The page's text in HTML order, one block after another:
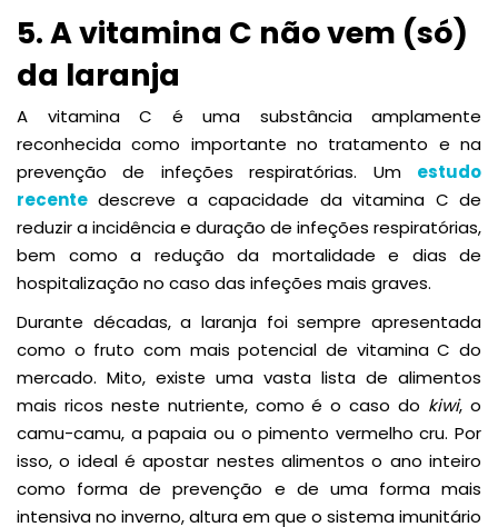
5. A vitamina C não vem (só)
da laranja
A vitamina C é uma substância amplamente
reconhecida como importante no tratamento e na
prevenção de infeções respiratórias. Um estudo
recente descreve a capacidade da vitamina C de
reduzir a incidência e duração de infeções respiratórias,
bem como a redução da mortalidade e dias de
hospitalização no caso das infeções mais graves.
Durante décadas, a laranja foi sempre apresentada
como o fruto com mais potencial de vitamina C do
mercado. Mito, existe uma vasta lista de alimentos
mais ricos neste nutriente, como é o caso do kiwi, o
camu-camu, a papaia ou o pimento vermelho cru. Por
isso, o ideal é apostar nestes alimentos o ano inteiro
como forma de prevenção e de uma forma mais
intensiva no inverno, altura em que o sistema imunitário